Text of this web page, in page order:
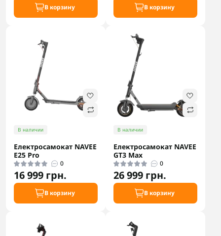
В корзину В корзину
В наличии
Електросамокат NAVEE
E25 Pro
0
16 999 грн.
В корзину
В наличии
Електросамокат NAVEE
GT3 Max
0
26 999 грн.
В корзину